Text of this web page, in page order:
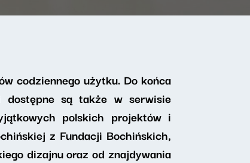
codziennego użytku. Do końca
dostępne są także w serwisie
polskich projektów i
z Fundacji Bochińskich,
dizajnu oraz od znajdywania